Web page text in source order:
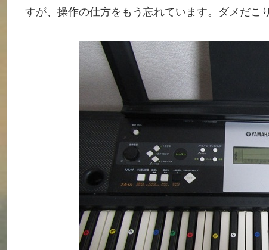
すが、操作の仕方をもう忘れています。ダメだこり